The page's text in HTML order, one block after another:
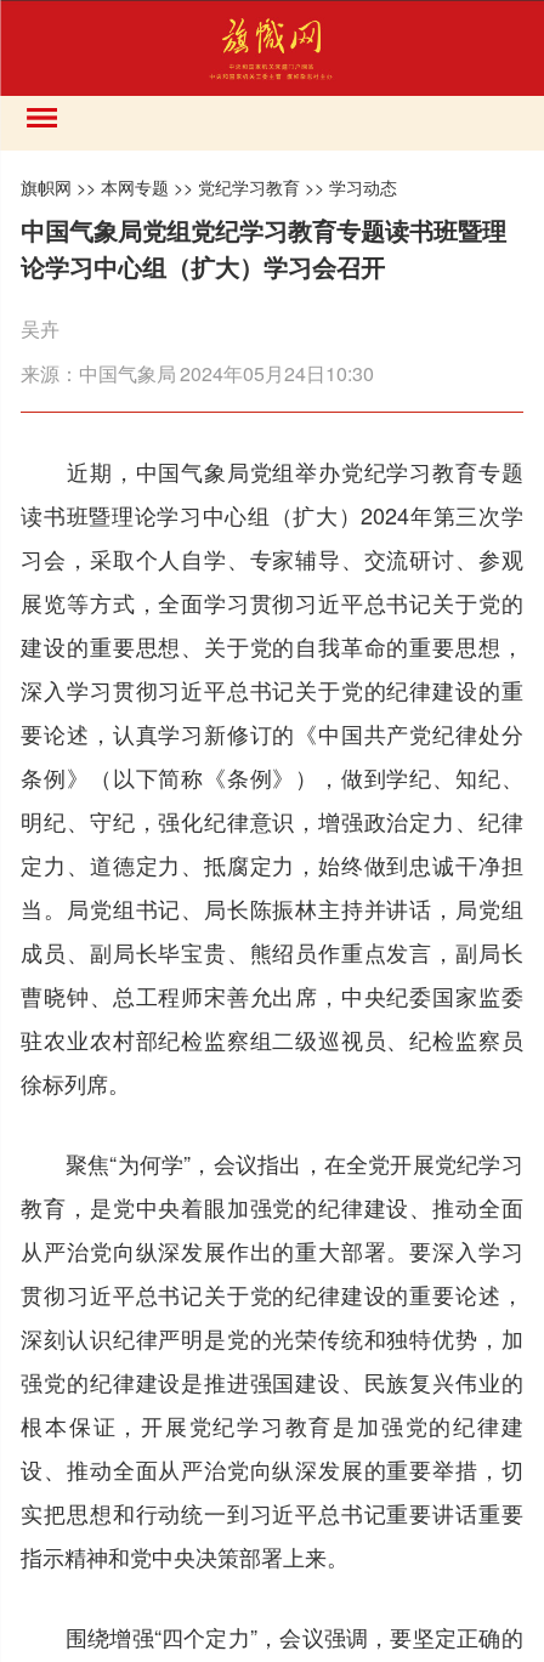
旗帜网 >>本网专题 >> 党纪学习教育 >>学习动态
中国气象局党组党纪学习教育专题读书班暨理
论学习中心组（扩大）学习会召开
吴卉
来源： 中国气象局2024年05月24日10:30
近期，中国气象局党组举办党纪学习教育专题
读书班暨理论学习中心组（扩大）2024年第三次学
习会，采取个人自学、专家辅导、交流研讨、参观
展览等方式，全面学习贯彻习近平总书记关于党的
建设的重要思想、关于党的自我革命的重要思想，
深入学习贯彻习近平总书记关于党的纪律建设的重
要论述，认真学习新修订的《中国共产党纪律处分
条例》（以下简称《条例》），做到学纪、知纪、
明纪、守纪，强化纪律意识，增强政治定力、纪律
定力、道德定力、抵腐定力，始终做到忠诚干净担
当。局党组书记、局长陈振林主持并讲话，局党组
成员、副局长毕宝贵、熊绍员作重点发言，副局长
曹晓钟、总工程师宋善允出席，中央纪委国家监委
驻农业农村部纪检监察组二级巡视员、纪检监察员
徐标列席。
聚焦“为何学”，会议指出，在全党开展党纪学习
教育，是党中央着眼加强党的纪律建设、推动全面
从严治党向纵深发展作出的重大部署。要深入学习
贯彻习近平总书记关于党的纪律建设的重要论述，
深刻认识纪律严明是党的光荣传统和独特优势，加
强党的纪律建设是推进强国建设、民族复兴伟业的
根本保证，开展党纪学习教育是加强党的纪律建
设、推动全面从严治党向纵深发展的重要举措，切
实把思想和行动统一到习近平总书记重要讲话重要
指示精神和党中央决策部署上来。
围绕增强“四个定力”，会议强调，要坚定正确的